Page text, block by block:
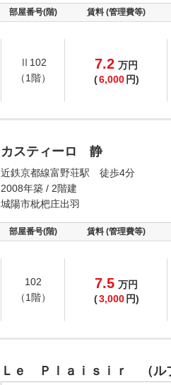
部屋番号(階) 賃料 (管理費等)
Ⅱ102
（1階）
7.2 万円
(6,000 円)
カスティーロ 静
近鉄京都線富野荘駅 徒歩4分
2008年築 / 2階建
城陽市枇杷庄出羽
部屋番号(階) 賃料 (管理費等)
102
（1階）
7.5 万円
(3,000 円)
Ｌｅ Ｐｌａｉｓｉｒ （ル